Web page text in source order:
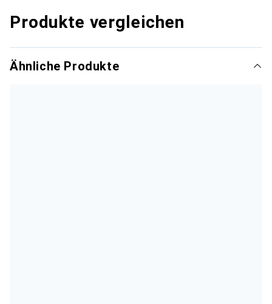
Veröffentlichung
August 2024
Ständig eingeschalteter Farbbildschirm
Elegant und komfortabel
Produkte vergleichen
Ähnliche Produkte